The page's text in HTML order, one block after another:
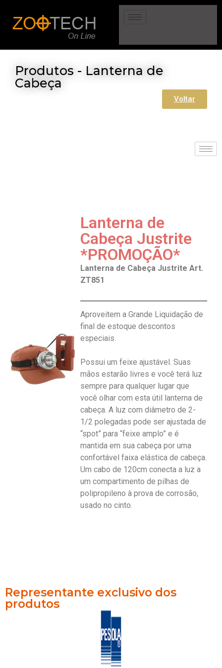
Produtos - Lanterna de
Cabeça
Voltar
Lanterna de
Cabeça Justrite
*PROMOÇÃO*
Lanterna de Cabeça Justrite Art.
ZT851
Aproveitem a Grande Liquidação de
final de estoque descontos
especiais.
Possui um feixe ajustável. Suas
mãos estarão livres e você terá luz
sempre para qualquer lugar que
você olhar com esta útil lanterna de
cabeça. A luz com diâmetro de 2-
1/2 polegadas pode ser ajustada de
“spot” para “feixe amplo” e é
mantida em sua cabeça por uma
confortável faixa elástica de cabeça.
Um cabo de 120cm conecta a luz a
um compartimento de pilhas de
polipropileno à prova de corrosão,
usado no cinto.
Representante exclusivo dos
produtos